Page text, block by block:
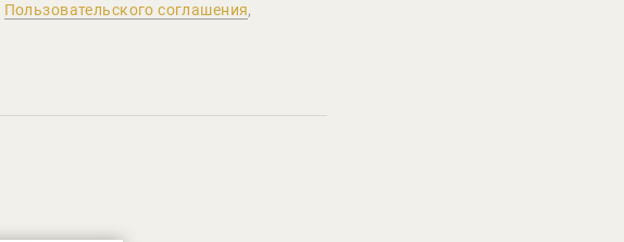
Пользовательского соглашения,